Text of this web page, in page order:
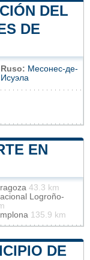
DEL
DE
Ruso: Месонес-де-
Исуэла
EN
43.3 km
Logroño-
135.9 km
DE